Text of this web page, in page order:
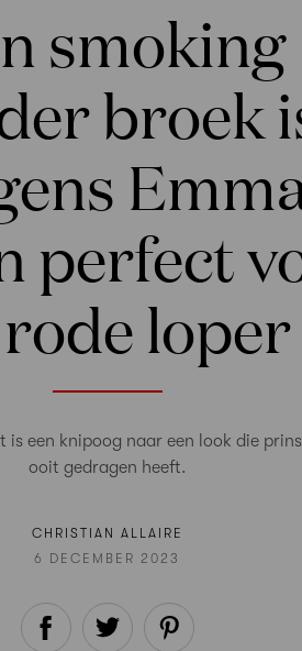
smoking
broek
perfect
loper
is een knipoog naar een look die
ooit gedragen heeft.
CHRISTIAN ALLAIRE
6 DECEMBER 2023